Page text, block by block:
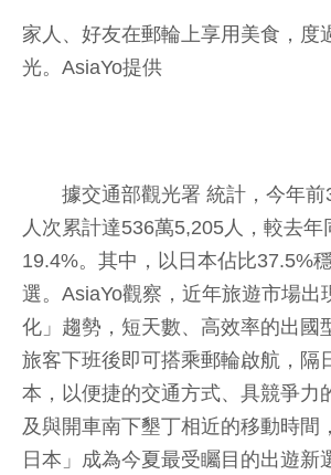
家人、好友在郵輪上享用美食，度
光。AsiaYo提供
據交通部觀光署 統計，今年前
人次累計達536萬5,205人，較去年
19.4%。其中，以日本佔比37.5%
選。AsiaYo觀察，近年旅遊市場出
化」趨勢，短天數、高效率的出國
旅客下班後即可搭乘郵輪啟航，隔
本，以便捷的交通方式、具競爭力
及與開車南下墾丁相近的移動時間
日本」成為今夏最受矚目的出遊新